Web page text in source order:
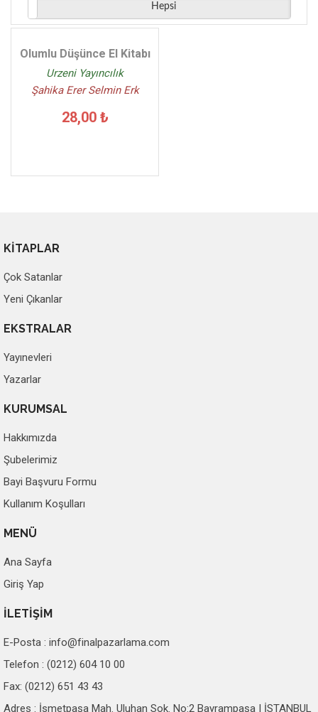
Hepsi
Olumlu Düşünce El Kitabı
Urzeni Yayıncılık
Şahika Erer Selmin Erk
28,00 ₺
KİTAPLAR
Çok Satanlar
Yeni Çıkanlar
EKSTRALAR
Yayınevleri
Yazarlar
KURUMSAL
Hakkımızda
Şubelerimiz
Bayi Başvuru Formu
Kullanım Koşulları
MENÜ
Ana Sayfa
Giriş Yap
İLETİŞİM
E-Posta : info@finalpazarlama.com
Telefon : (0212) 604 10 00
Fax: (0212) 651 43 43
Adres : İsmetpaşa Mah. Uluhan Sok. No:2 Bayrampaşa | İSTANBUL